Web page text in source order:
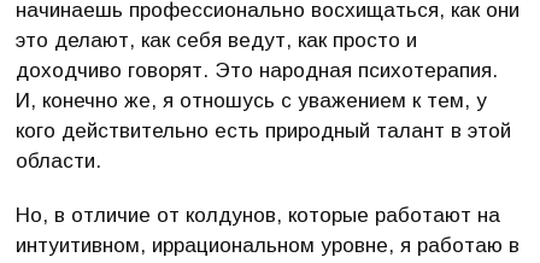
начинаешь профессионально восхищаться, как они
это делают, как себя ведут, как просто и
доходчиво говорят. Это народная психотерапия.
И, конечно же, я отношусь с уважением к тем, у
кого действительно есть природный талант в этой
области.
Но, в отличие от колдунов, которые работают на
интуитивном, иррациональном уровне, я работаю в